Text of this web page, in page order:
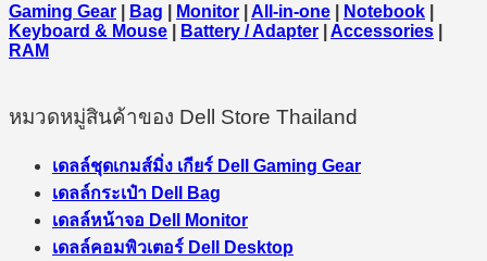
Gaming Gear
Bag Monitor All-in-one Notebook
Keyboard & Mouse
Battery / Adapter Accessories
RAM
หมวดหมู่สินค้าของ Dell Store Thailand
เดลล์ชุดเกมส์มิ่ง เกียร์ Dell Gaming Gear
เดลล์กระเป๋า Dell Bag
เดลล์หน้าจอ Dell Monitor
เดลล์คอมพิวเตอร์ Dell Desktop